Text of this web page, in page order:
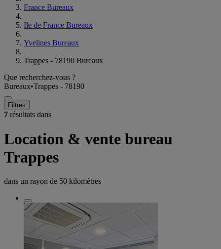
France Bureaux
Ile de France Bureaux
Yvelines Bureaux
Trappes - 78190 Bureaux
Que recherchez-vous ?
Bureaux•Trappes - 78190
Filtres
7 résultats dans
Location & vente bureau
Trappes
dans un rayon de 50 kilomètres